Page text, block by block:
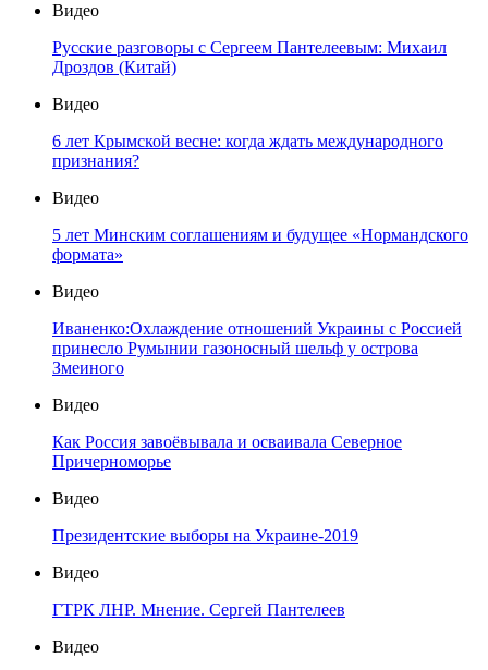
Видео
Русские разговоры с Сергеем Пантелеевым: Михаил
Дроздов (Китай)
Видео
6 лет Крымской весне: когда ждать международного
признания?
Видео
5 лет Минским соглашениям и будущее «Нормандского
формата»
Видео
Иваненко:Охлаждение отношений Украины с Россией
принесло Румынии газоносный шельф у острова
Змеиного
Видео
Как Россия завоёвывала и осваивала Северное
Причерноморье
Видео
Президентские выборы на Украине-2019
Видео
ГТРК ЛНР. Мнение. Сергей Пантелеев
Видео